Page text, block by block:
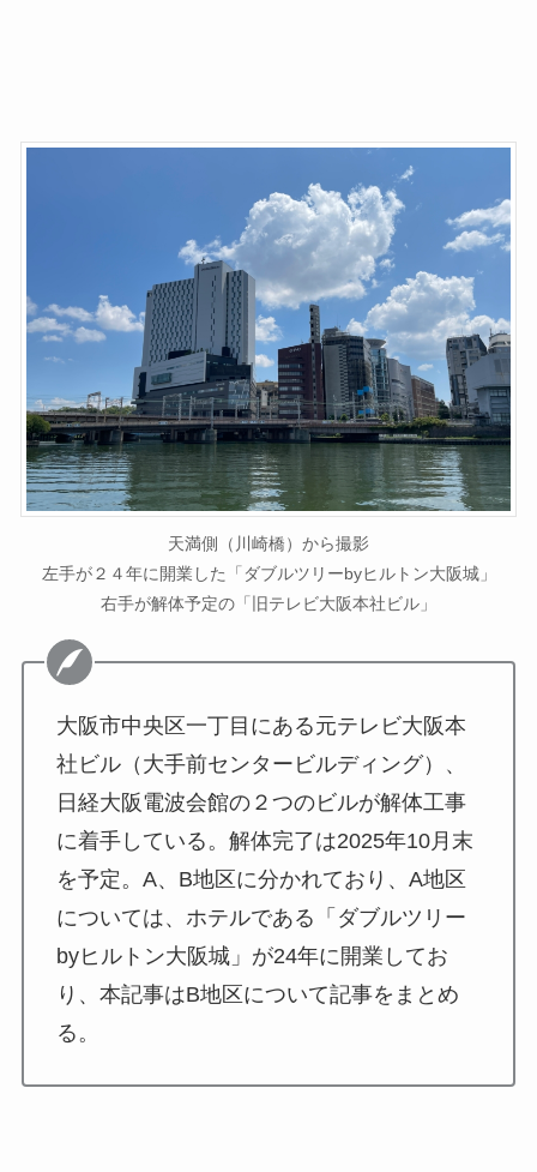
天満側（川崎橋）から撮影
左手が２４年に開業した「ダブルツリーbyヒルトン大阪城」
右手が解体予定の「旧テレビ大阪本社ビル」
大阪市中央区一丁目にある元テレビ大阪本
社ビル（大手前センタービルディング）、
日経大阪電波会館の２つのビルが解体工事
に着手している。解体完了は2025年10月末
を予定。A、B地区に分かれており、A地区
については、ホテルである「ダブルツリー
byヒルトン大阪城」が24年に開業してお
り、本記事はB地区について記事をまとめ
る。